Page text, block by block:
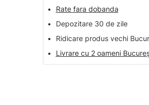
•
Rate fara dobanda
•
Depozitare 30 de zile
•
Ridicare produs vechi
•
Livrare cu 2 oameni